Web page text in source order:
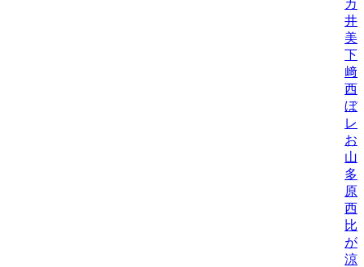
カ
井
美/
下
﨑
西
ぼ/
レ
お
山
多
原
西
比
が
涼/